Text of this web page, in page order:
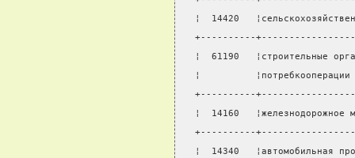
¦  14420
+----------
¦  61190
¦
+----------
¦  14160
+----------
¦  14340